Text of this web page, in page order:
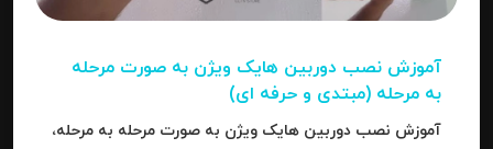
آموزش نصب دوربین هایک‌ ویژن به صورت مرحله‌
به‌ مرحله (مبتدی و حرفه ای)
آموزش نصب دوربین هایک‌ ویژن به صورت مرحله‌ به‌ مرحله،